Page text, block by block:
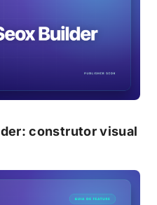
construtor visual